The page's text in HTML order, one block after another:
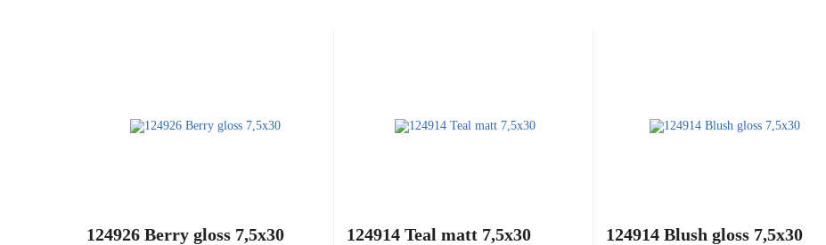
124926 Berry gloss 7,5x30 124914 Teal matt 7,5x30 124914 Blush gloss 7,5x30